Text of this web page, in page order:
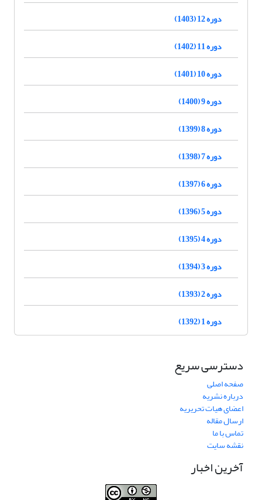
دوره 12 (1403)
دوره 11 (1402)
دوره 10 (1401)
دوره 9 (1400)
دوره 8 (1399)
دوره 7 (1398)
دوره 6 (1397)
دوره 5 (1396)
دوره 4 (1395)
دوره 3 (1394)
دوره 2 (1393)
دوره 1 (1392)
دسترسی سریع
صفحه اصلی
درباره نشریه
اعضای هیات تحریریه
ارسال مقاله
تماس با ما
نقشه سایت
آخرین اخبار